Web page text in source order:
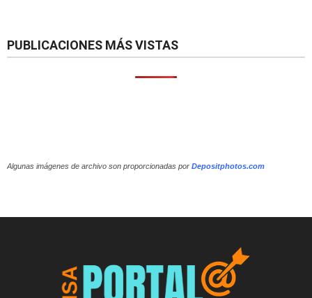
PUBLICACIONES MÁS VISTAS
Algunas imágenes de archivo son proporcionadas por Depositphotos.com